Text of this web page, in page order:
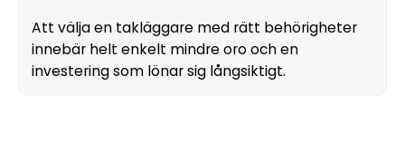
Att välja en takläggare med rätt behörigheter
innebär helt enkelt mindre oro och en
investering som lönar sig långsiktigt.